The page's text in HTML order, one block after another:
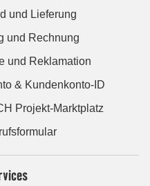
und Lieferung
und Rechnung
und Reklamation
& Kundenkonto-ID
Projekt-Marktplatz